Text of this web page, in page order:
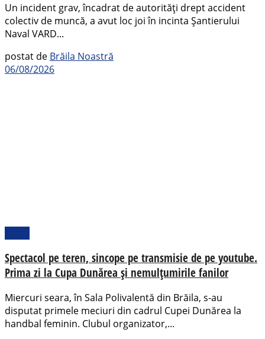
Un incident grav, încadrat de autorități drept accident
colectiv de muncă, a avut loc joi în incinta Șantierului
Naval VARD...
postat de Brăila Noastră
06/08/2026
Spectacol pe teren, sincope pe transmisie de pe youtube.
Prima zi la Cupa Dunărea și nemulțumirile fanilor
Miercuri seara, în Sala Polivalentă din Brăila, s-au
disputat primele meciuri din cadrul Cupei Dunărea la
handbal feminin. Clubul organizator,...